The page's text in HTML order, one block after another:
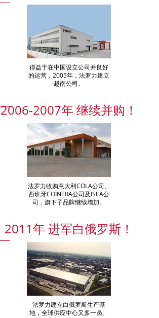
得益于在中国设立公司并良好
的运营，2005年，法罗力建立
越南公司。
2006-2007年 继续并购！
法罗力收购意大利COLA公司、
西班牙COINTRA公司及ISEA公
司，旗下子品牌继续增加。
2011年 进军白俄罗斯！
法罗力建立白俄罗斯生产基
地，全球供应中心又多一员。